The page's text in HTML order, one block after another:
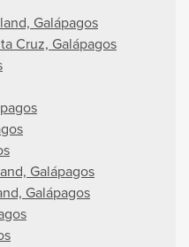
Galápagos
Cruz, Galápagos
Galápagos
Galápagos